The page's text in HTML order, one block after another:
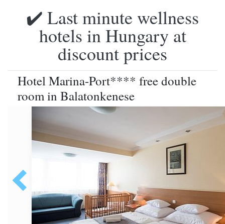
✔️ Last minute wellness
hotels in Hungary at
discount prices
Hotel Marina-Port**** free double
room in Balatonkenese